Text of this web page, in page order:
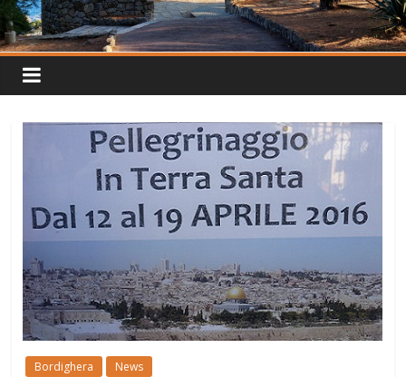
Bordighera News